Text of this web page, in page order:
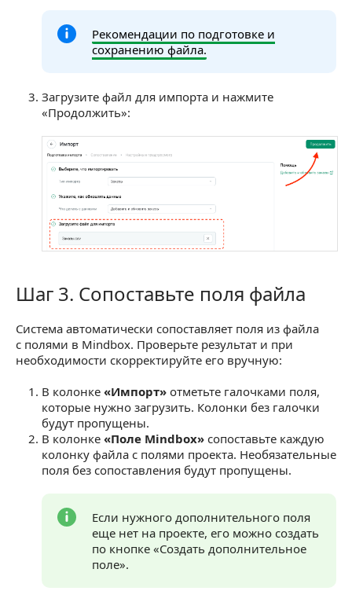
Рекомендации по подготовке и
сохранению файла.
Загрузите файл для импорта и нажмите
«Продолжить»:
Шаг 3. Сопоставьте поля файла
Шаг 3. Сопоставьте поля файла
Система автоматически сопоставляет поля из файла
с полями в Mindbox. Проверьте результат и при
необходимости скорректируйте его вручную:
В колонке «Импорт» отметьте галочками поля,
которые нужно загрузить. Колонки без галочки
будут пропущены.
В колонке «Поле Mindbox» сопоставьте каждую
колонку файла с полями проекта. Необязательные
поля без сопоставления будут пропущены.
Если нужного дополнительного поля
еще нет на проекте, его можно создать
по кнопке «Создать дополнительное
поле».